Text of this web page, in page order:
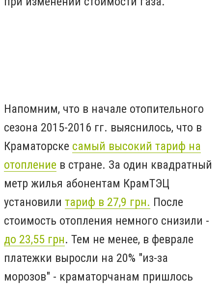
Напомним, что в начале отопительного
сезона 2015-2016 гг. выяснилось, что в
Краматорске самый высокий тариф на
отопление в стране. За один квадратный
метр жилья абонентам КрамТЭЦ
установили тариф в 27,9 грн. После
стоимость отопления немного снизили -
до 23,55 грн. Тем не менее, в феврале
платежки выросли на 20% "из-за
морозов" - краматорчанам пришлось